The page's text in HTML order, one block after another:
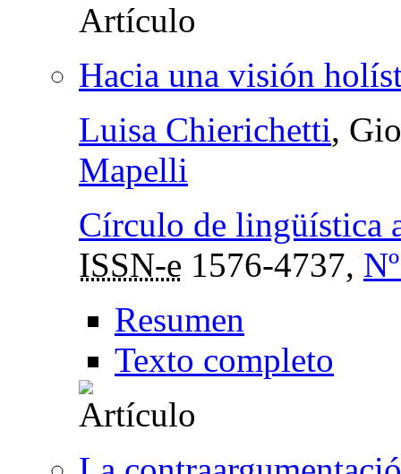
Hacia una visión
Luisa Chierichetti,
Mapelli
Círculo de lingüística
ISSN-e 1576-4737,
Resumen
Texto completo